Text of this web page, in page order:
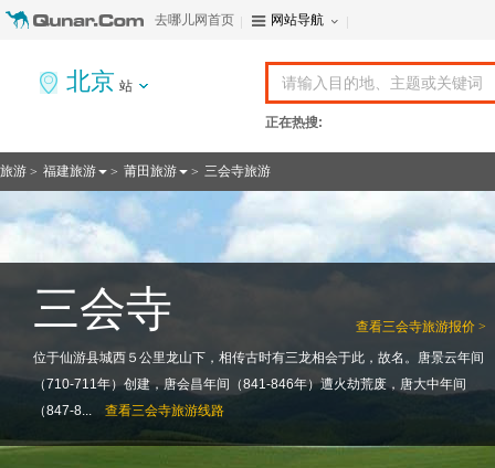
去哪儿网首页 网站导航
北京 站
正在热搜:
旅游 > 福建旅游 > 莆田旅游 > 三会寺旅游
查看三会寺旅游报价 >
三会寺
位于仙游县城西５公里龙山下，相传古时有三龙相会于此，故名。唐景云年间
（710-711年）创建，唐会昌年间（841-846年）遭火劫荒废，唐大中年间
（847-8...
查看三会寺旅游线路